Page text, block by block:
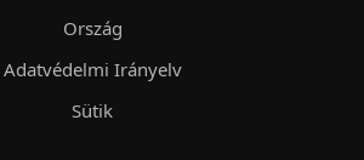
Ország
Adatvédelmi Irányelv
Sütik